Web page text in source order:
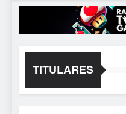
TITULARES